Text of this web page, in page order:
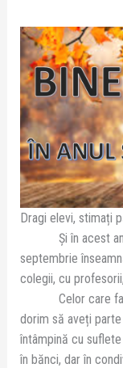
Dragi elevi, stimați
Și în acest an
septembrie
colegii, cu
Celor care
dorim să aveți
întâmpină cu
în bănci, dar în